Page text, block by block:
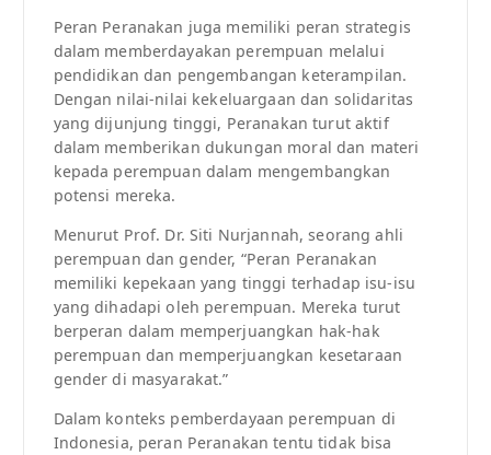
Peran Peranakan juga memiliki peran strategis
dalam memberdayakan perempuan melalui
pendidikan dan pengembangan keterampilan.
Dengan nilai-nilai kekeluargaan dan solidaritas
yang dijunjung tinggi, Peranakan turut aktif
dalam memberikan dukungan moral dan materi
kepada perempuan dalam mengembangkan
potensi mereka.
Menurut Prof. Dr. Siti Nurjannah, seorang ahli
perempuan dan gender, “Peran Peranakan
memiliki kepekaan yang tinggi terhadap isu-isu
yang dihadapi oleh perempuan. Mereka turut
berperan dalam memperjuangkan hak-hak
perempuan dan memperjuangkan kesetaraan
gender di masyarakat.”
Dalam konteks pemberdayaan perempuan di
Indonesia, peran Peranakan tentu tidak bisa